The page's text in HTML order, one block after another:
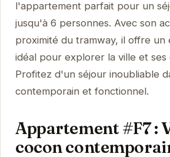
l'appartement parfait pour un
jusqu'à 6 personnes. Avec son
proximité du tramway, il offre un
idéal pour explorer la ville et ses
Profitez d'un séjour inoubliable
contemporain et fonctionnel.
Appartement #F7 :
cocon